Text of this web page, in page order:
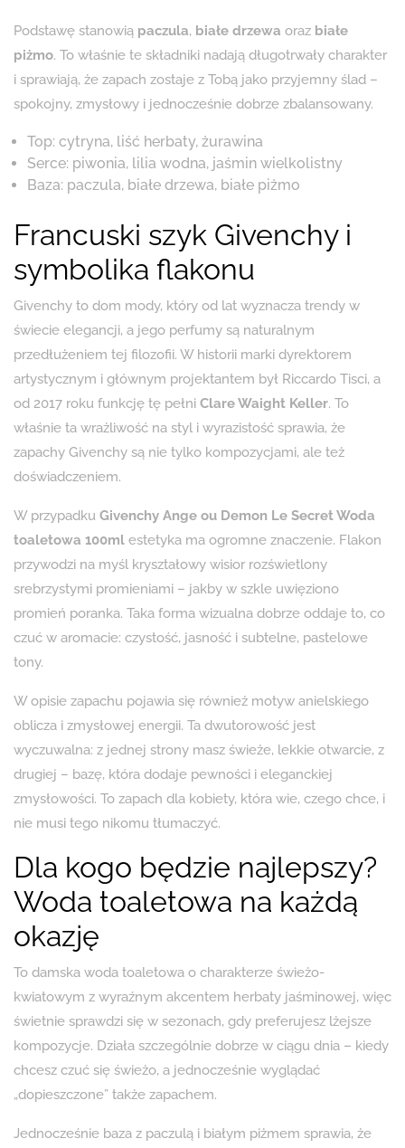
Podstawę stanowią paczula, białe drzewa oraz białe
piżmo. To właśnie te składniki nadają długotrwały charakter
i sprawiają, że zapach zostaje z Tobą jako przyjemny ślad –
spokojny, zmysłowy i jednocześnie dobrze zbalansowany.
Top: cytryna, liść herbaty, żurawina
Serce: piwonia, lilia wodna, jaśmin wielkolistny
Baza: paczula, białe drzewa, białe piżmo
Francuski szyk Givenchy i
symbolika flakonu
Givenchy to dom mody, który od lat wyznacza trendy w
świecie elegancji, a jego perfumy są naturalnym
przedłużeniem tej filozofii. W historii marki dyrektorem
artystycznym i głównym projektantem był Riccardo Tisci, a
od 2017 roku funkcję tę pełni Clare Waight Keller. To
właśnie ta wrażliwość na styl i wyrazistość sprawia, że
zapachy Givenchy są nie tylko kompozycjami, ale też
doświadczeniem.
W przypadku Givenchy Ange ou Demon Le Secret Woda
toaletowa 100ml estetyka ma ogromne znaczenie. Flakon
przywodzi na myśl kryształowy wisior rozświetlony
srebrzystymi promieniami – jakby w szkle uwięziono
promień poranka. Taka forma wizualna dobrze oddaje to, co
czuć w aromacie: czystość, jasność i subtelne, pastelowe
tony.
W opisie zapachu pojawia się również motyw anielskiego
oblicza i zmysłowej energii. Ta dwutorowość jest
wyczuwalna: z jednej strony masz świeże, lekkie otwarcie, z
drugiej – bazę, która dodaje pewności i eleganckiej
zmysłowości. To zapach dla kobiety, która wie, czego chce, i
nie musi tego nikomu tłumaczyć.
Dla kogo będzie najlepszy?
Woda toaletowa na każdą
okazję
To damska woda toaletowa o charakterze świeżo-
kwiatowym z wyraźnym akcentem herbaty jaśminowej, więc
świetnie sprawdzi się w sezonach, gdy preferujesz lżejsze
kompozycje. Działa szczególnie dobrze w ciągu dnia – kiedy
chcesz czuć się świeżo, a jednocześnie wyglądać
„dopieszczone” także zapachem.
Jednocześnie baza z paczulą i białym piżmem sprawia, że